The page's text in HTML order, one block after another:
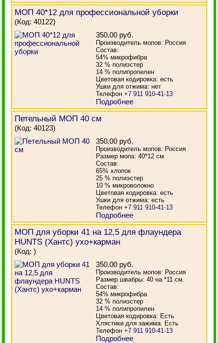
МОП 40*12 для профессиональной уборки
(Код:40122)
350.00 руб.
Производитель мопов: Россия
Состав:
54% микрофибра
32 % полиэстер
14 % полипропилен
Цветовая кодировка: есть
Ушки для отжима: нет
Телефон+7 911 910-41-13
Подробнее
Петельный МОП 40 см
(Код:40123)
350.00 руб.
Производитель мопов: Россия
Размер мопа: 40*12 см.
Состав:
65% хлопок
25 % полиэстер
10 % микроволокно
Цветовая кодировка: есть
Ушки для отжима: есть
Телефон+7 911 910-41-13
Подробнее
МОП для уборки 41 на 12,5 для флаундера
HUNTS (Хантс) ухо+карман
(Код:)
350.00 руб.
Производитель мопов: Россия
Размер швабры: 40 на *11 см.
Состав:
54% микрофибра
32 % полиэстер
14 % полипропилен
Цветовая кодировка: Есть
Хлястики для зажима: Есть
Телефон+7 911 910-41-13
Подробнее